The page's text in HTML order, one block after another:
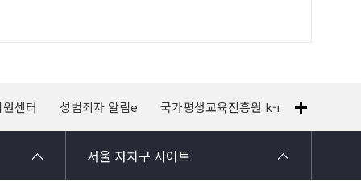
센터 성범죄자 알림e 국가평생교육진흥원 k-mooc
서울 자치구 사이트